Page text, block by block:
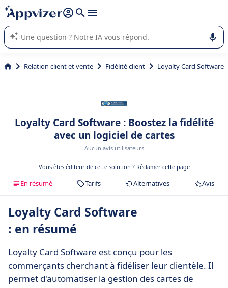
répondre (plusieurs lignes avec
L'IA de Appvizer vous guide dans l'utilisation ou la sélection de
logiciel SaaS en entreprise.
Relation client et vente Fidélité client Loyalty Card Software
Loyalty Card Software : Boostez la fidélité
avec un logiciel de cartes
Aucun avis utilisateurs
Vous êtes éditeur de cette solution ? Réclamer cette page
En résumé Tarifs Alternatives Avis
Loyalty Card Software
: en résumé
Loyalty Card Software est conçu pour les
commerçants cherchant à fidéliser leur clientèle. Il
permet d'automatiser la gestion des cartes de